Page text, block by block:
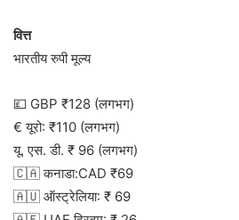
वित्त
भारतीय रुपी मूल्य
💷 GBP ₹128 (लगभग)
€ यूरो: ₹110 (लगभग)
यू. एस. डी. ₹ 96 (लगभग)
🇨🇦 कनाडा:CAD ₹69
🇦🇺 ऑस्ट्रेलिया: ₹ 69